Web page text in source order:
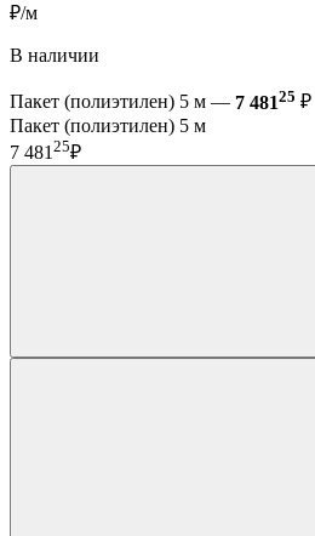
₽/м
В наличии
Пакет (полиэтилен) 5 м — 7 48125 ₽
Пакет (полиэтилен) 5 м
7 481 25₽